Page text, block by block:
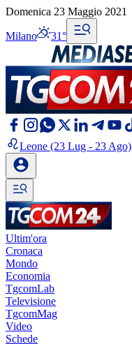
Domenica 23 Maggio 2021
Milano 31°
Leone (23 Lug - 23 Ago)
Ultim'ora
Cronaca
Mondo
Economia
TgcomLab
Televisione
TgcomMag
Video
Schede